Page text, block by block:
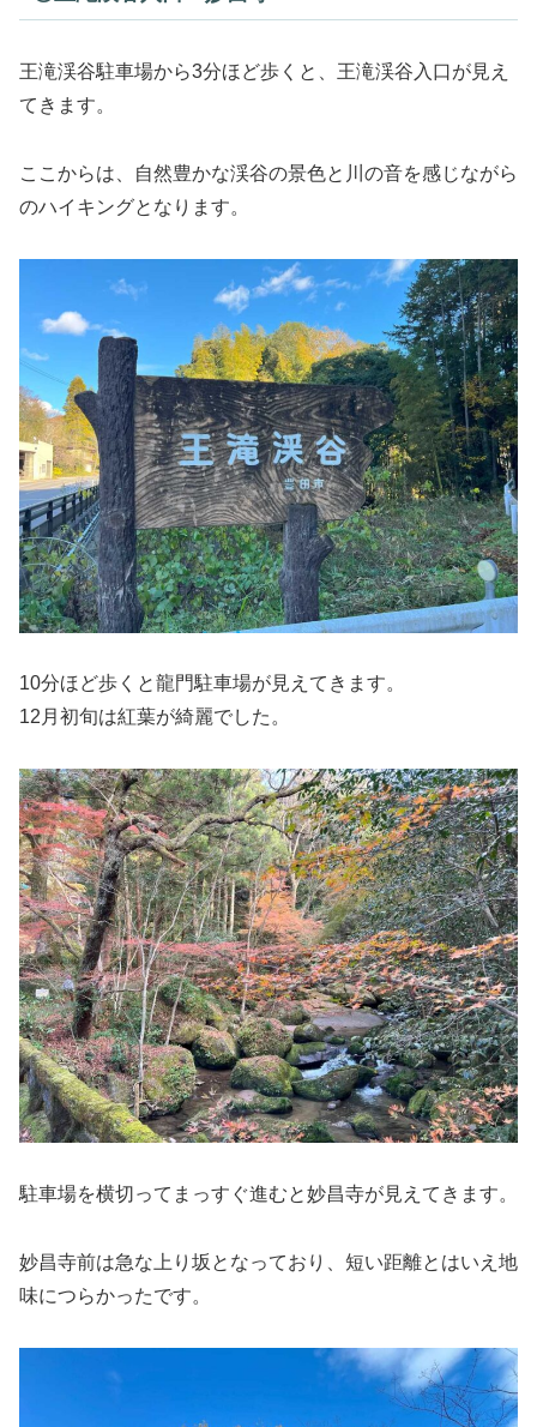
王滝渓谷駐車場から3分ほど歩くと、王滝渓谷入口が見え
てきます。
ここからは、自然豊かな渓谷の景色と川の音を感じながら
のハイキングとなります。
10分ほど歩くと龍門駐車場が見えてきます。
12月初旬は紅葉が綺麗でした。
駐車場を横切ってまっすぐ進むと妙昌寺が見えてきます。
妙昌寺前は急な上り坂となっており、短い距離とはいえ地
味につらかったです。